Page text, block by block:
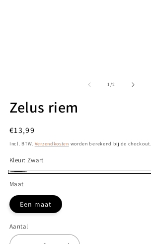
1/van
2
Zelus riem
Normale
prijs
€13,99
Incl. BTW. Verzendkosten worden berekend bij de checkout.
Kleur: Zwart
Maat
Een maat
Aantal
Aantal